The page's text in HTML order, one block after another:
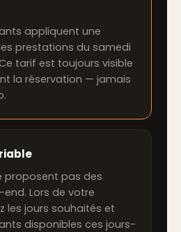
appliquent une
prestations du samedi
tarif est toujours visible
la réservation — jamais
proposent pas des
Lors de votre
les jours souhaités et
disponibles ces jours-